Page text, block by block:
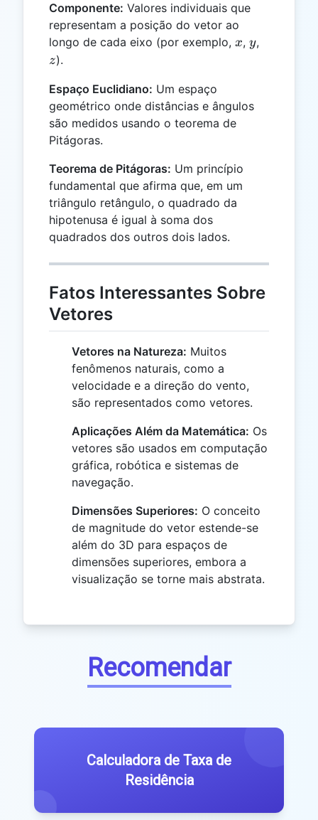
Componente: Valores individuais que
representam a posição do vetor ao
longo de cada eixo (por exemplo, x
x, y
y,
z).
Espaço Euclidiano: Um espaço
geométrico onde distâncias e ângulos
são medidos usando o teorema de
Pitágoras.
Teorema de Pitágoras: Um princípio
fundamental que afirma que, em um
triângulo retângulo, o quadrado da
hipotenusa é igual à soma dos
quadrados dos outros dois lados.
Fatos Interessantes Sobre
Vetores
Vetores na Natureza: Muitos
fenômenos naturais, como a
velocidade e a direção do vento,
são representados como vetores.
Aplicações Além da Matemática: Os
vetores são usados em computação
gráfica, robótica e sistemas de
navegação.
Dimensões Superiores: O conceito
de magnitude do vetor estende-se
além do 3D para espaços de
dimensões superiores, embora a
visualização se torne mais abstrata.
Recomendar
Calculadora de Taxa de
Residência